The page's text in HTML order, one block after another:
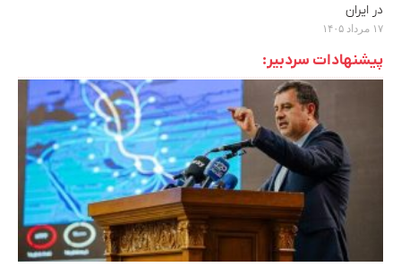
در ایران
۱۷ مرداد ۱۴۰۵
پیشنهادات سردبیر: